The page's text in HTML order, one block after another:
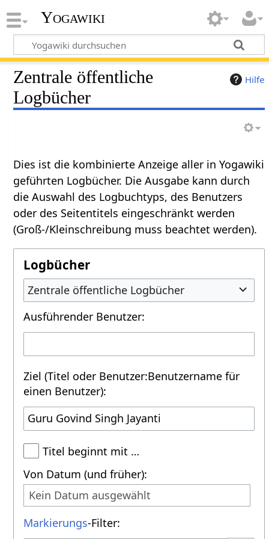
Yogawiki
Hilfe
Zentrale öffentliche
Logbücher
Dies ist die kombinierte Anzeige aller in Yogawiki
geführten Logbücher. Die Ausgabe kann durch
die Auswahl des Logbuchtyps, des Benutzers
oder des Seitentitels eingeschränkt werden
(Groß-/Kleinschreibung muss beachtet werden).
Logbücher
Zentrale öffentliche Logbücher
Ausführender Benutzer:
Ziel (Titel oder Benutzer:Benutzername für
einen Benutzer):
Titel beginnt mit …
Von Datum (und früher):
Kein Datum ausgewählt
Markierungs-Filter: